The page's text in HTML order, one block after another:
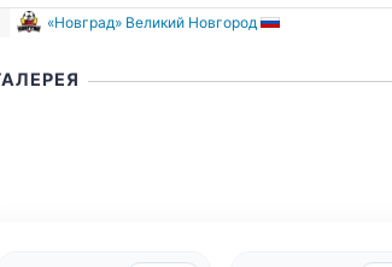
«Новград» Великий Новгород